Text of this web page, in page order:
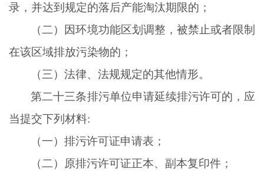
录，并达到规定的落后产能淘汰期限的；
（二）因环境功能区划调整，被禁止或者限制
在该区域排放污染物的；
（三）法律、法规规定的其他情形。
第二十三条排污单位申请延续排污许可的，应
当提交下列材料:
（一）排污许可证申请表；
（二）原排污许可证正本、副本复印件；